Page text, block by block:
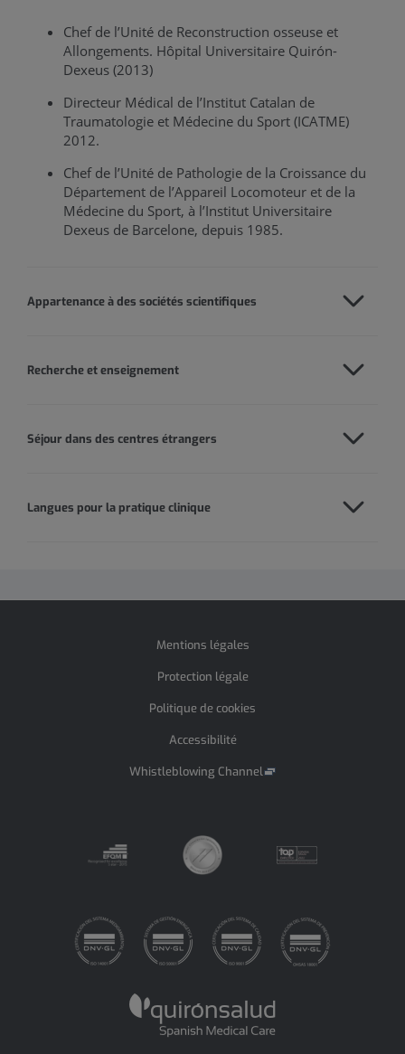
Chef de l’Unité de Reconstruction osseuse et
Allongements. Hôpital Universitaire Quirón-
Dexeus (2013)
Directeur Médical de l’Institut Catalan de
Traumatologie et Médecine du Sport (ICATME)
2012.
Chef de l’Unité de Pathologie de la Croissance du
Département de l’Appareil Locomoteur et de la
Médecine du Sport, à l’Institut Universitaire
Dexeus de Barcelone, depuis 1985.
Appartenance à des sociétés scientifiques
Recherche et enseignement
Séjour dans des centres étrangers
Langues pour la pratique clinique
Mentions légales
Protection légale
Politique de cookies
Accessibilité
Whistleblowing Channel